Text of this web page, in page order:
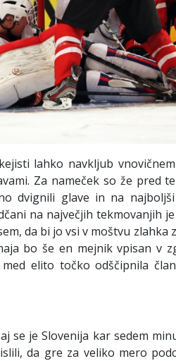
lahko navkljub
Za nameček so že pred
dvignili glave in na
na največjih tekmovanjih
da bi jo vsi v moštvu
bo še en mejnik vpisan v
elito točko odščipnila
se je Slovenija kar sedem
da gre za veliko mero